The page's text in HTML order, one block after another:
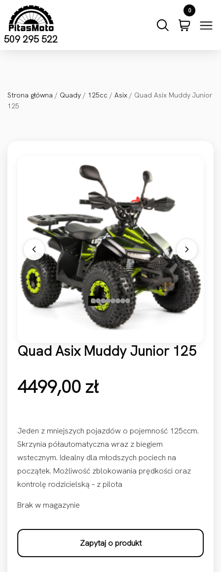
Przejdź do treści
509 295 522
0
Strona główna / Quady / 125cc / Asix / Quad Asix Muddy Junior
125
Quad Asix Muddy Junior 125
4499,00 zł
Jeden z mniejszych pojazdów o pojemność 125ccm.
Skrzynia półautomatyczna wraz z biegiem
wstecznym. Idealny dla młodszych pociech na
początek. Możliwość zblokowania prędkości oraz
kontrolę rodzicielską – z pilota
Brak w magazynie
Zapytaj o produkt